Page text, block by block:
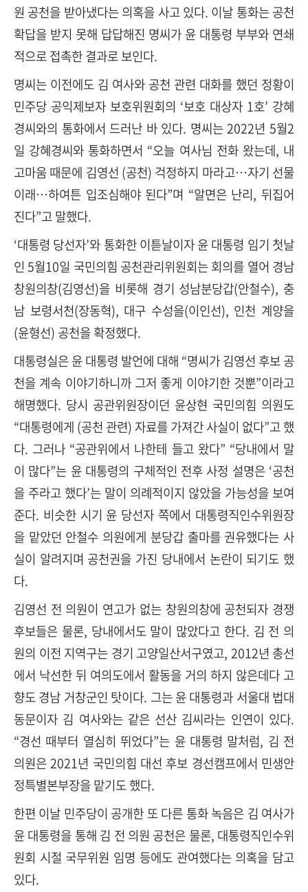
원 공천을 받아냈다는 의혹을 사고 있다. 이날 통화는 공천
확답을 받지 못해 답답해진 명씨가 윤 대통령 부부와 연쇄
적으로 접촉한 결과로 보인다.
명씨는 이전에도 김 여사와 공천 관련 대화를 했던 정황이
민주당 공익제보자 보호위원회의 ‘보호 대상자 1호’ 강혜
경씨와의 통화에서 드러난 바 있다. 명씨는 2022년 5월2
일 강혜경씨와 통화하면서 “오늘 여사님 전화 왔는데, 내
고마움 때문에 김영선 (공천) 걱정하지 마라고…자기 선물
이래…하여튼 입조심해야 된다”며 “알면은 난리, 뒤집어
진다”고 말했다.
‘대통령 당선자’와 통화한 이튿날이자 윤 대통령 임기 첫날
인 5월10일 국민의힘 공천관리위원회는 회의를 열어 경남
창원의창(김영선)을 비롯해 경기 성남분당갑(안철수), 충
남 보령서천(장동혁), 대구 수성을(이인선), 인천 계양을
(윤형선) 공천을 확정했다.
대통령실은 윤 대통령 발언에 대해 “명씨가 김영선 후보 공
천을 계속 이야기하니까 그저 좋게 이야기한 것뿐”이라고
해명했다. 당시 공관위원장이던 윤상현 국민의힘 의원도
“대통령에게 (공천 관련) 자료를 가져간 사실이 없다”고 했
다. 그러나 “공관위에서 나한테 들고 왔다” “당내에서 말
이 많다”는 윤 대통령의 구체적인 전후 사정 설명은 ‘공천
을 주라고 했다’는 말이 의례적이지 않았을 가능성을 보여
준다. 비슷한 시기 윤 당선자 쪽에서 대통령직인수위원장
을 맡았던 안철수 의원에게 분당갑 출마를 권유했다는 사
실이 알려지며 공천권을 가진 당내에서 논란이 되기도 했
다.
김영선 전 의원이 연고가 없는 창원의창에 공천되자 경쟁
후보들은 물론, 당내에서도 말이 많았다고 한다. 김 전 의
원의 이전 지역구는 경기 고양일산서구였고, 2012년 총선
에서 낙선한 뒤 여의도에서 활동을 거의 하지 않은데다 고
향도 경남 거창군인 탓이다. 그는 윤 대통령과 서울대 법대
동문이자 김 여사와는 같은 선산 김씨라는 인연이 있다.
“경선 때부터 열심히 뛰었다”는 윤 대통령 말처럼, 김 전
의원은 2021년 국민의힘 대선 후보 경선캠프에서 민생안
정특별본부장을 맡기도 했다.
한편 이날 민주당이 공개한 또 다른 통화 녹음은 김 여사가
윤 대통령을 통해 김 전 의원 공천은 물론, 대통령직인수위
원회 시절 국무위원 임명 등에도 관여했다는 의혹을 담고
있다.